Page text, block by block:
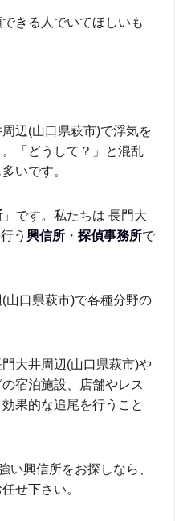
きる人でいてほしいも
辺(山口県萩市)で浮気を
「どうして？」と混乱
いです。
」です。私たちは 長門大
う 興信所 ・ 探偵事務所で
山口県萩市)で各種分野の
大井周辺(山口県萩市)や
宿泊施設、店舗やレス
果的な追尾を行うこと
興信所をお探しなら、
せ下さい。